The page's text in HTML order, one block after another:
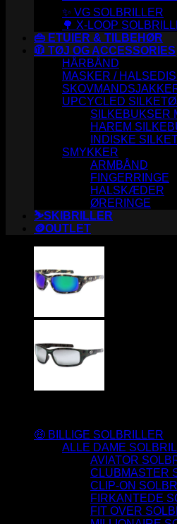
✨ VG SOLBRILLER
🌳 X-LOOP
👜 ETUIER & TILBEHØR
🧥 TØJ OG ACCESSORIES
HÅRBÅND
MASKER /
UPCYCLED
SILKEBUKSER
HAREM
INDISKE
SMYKKER
ARMBÅND
FINGERRINGE
HALSKÆDER
ØRERINGE
⛷️SKIBRILLER
🪙OUTLET
🤑 BILLIGE SOLBRILLER
ALLE DAME
AVIATOR
CLUBMASTER
CLIP-ON
FIRKANTEDE
FIT OVER